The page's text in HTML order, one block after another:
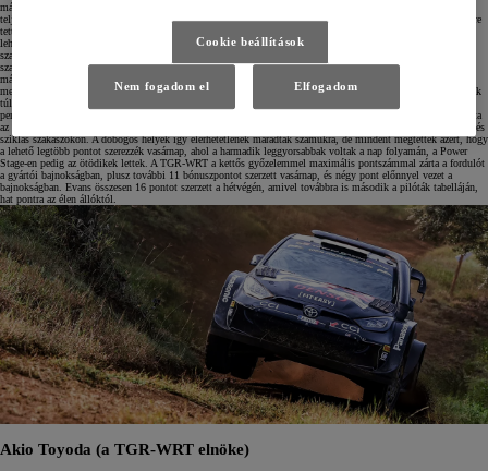
másodszor nyerte meg a versenyt. Győzelmüket a rally első teljes napján, pénteken nyújtott fenomenális
teljesítményükre alapozták, ahol mind a hat szakaszon a leggyorsabbak voltak, és így közel egy perces előnyre
tettek szert. Ez lehetővé tette Rovanperä számára, hogy a leghosszabb és legnehezebb szombati napon óvatos
lehessen, ahol szükséges – ugyanakkor így is közel 25 másodperces előnnyel nyerte meg a rally leghosszabb
szakaszát, mivel a legtöbb versenytársa bajba került. Két perc fölötti előnyével Rovanperä az utolsó nap hat
szakaszának és 74,38 versenykilométerének nagy részében a biztonságra törekedett, és végül 1 perc 37,8
másodperces előnnyel győzött. Katsuta négy kenyai indulásból a harmadik dobogós eredményét érte el,
megismételve a 2021-es második helyezését. Ő és navigátora, Aaron Johnston egy jól kiszámolt rallyn vannak
túl, a szombati két szakaszgyőzelem pedig segített nekik leküzdeni egy dupla defektet, ami több mint egy
percet jelentett számukra. Elfyn Evans és Scott Martin navigátor gondoskodott arról, hogy mindhárom Toyota
az első négyben végezzen. A második helyig jutottak, mielőtt háromszor is defektet kaptak a szombati durva és
sziklás szakaszokon. A dobogós helyek így elérhetetlenek maradtak számukra, de mindent megtettek azért, hogy
a lehető legtöbb pontot szerezzék vasárnap, ahol a harmadik leggyorsabbak voltak a nap folyamán, a Power
Stage-en pedig az ötödikek lettek. A TGR-WRT a kettős győzelemmel maximális pontszámmal zárta a fordulót
a gyártói bajnokságban, plusz további 11 bónuszpontot szerzett vasárnap, és négy pont előnnyel vezet a
bajnokságban. Evans összesen 16 pontot szerzett a hétvégén, amivel továbbra is második a pilóták tabelláján,
hat pontra az élen állóktól.
Akio Toyoda (a TGR-WRT elnöke)
Cookie beállítások
Nem fogadom el Elfogadom